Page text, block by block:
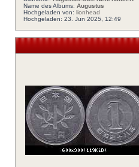
Name des Albums: Augustus
Hochgeladen von: lionhead
Hochgeladen: 23. Jun 2025, 12:49